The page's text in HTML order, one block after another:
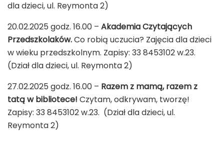
dla dzieci, ul. Reymonta 2)
20.02.2025 godz. 16.00 – Akademia Czytających
Przedszkolaków.Co robią uczucia? Zajęcia dla dzieci
w wieku przedszkolnym. Zapisy: 33 8453102 w.23.
(Dział dla dzieci, ul. Reymonta 2)
27.02.2025 godz. 16.00 – Razem z mamą, razem z
tatą w bibliotece! Czytam, odkrywam, tworzę!
Zapisy: 33 8453102 w.23. (Dział dla dzieci, ul.
Reymonta 2)